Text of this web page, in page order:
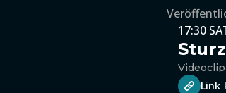
17:30
Videoclip
Link